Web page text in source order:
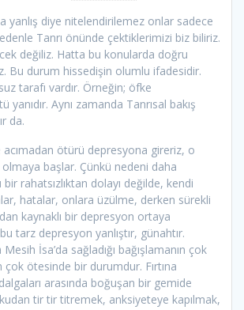
yanlış diye nitelendirilemez onlar sadece
Tanrı önünde çektiklerimizi biz biliriz.
değiliz. Hatta bu konularda doğru
Bu durum hissedişin olumlu ifadesidir.
tarafı vardır. Örneğin; öfke
yanıdır. Aynı zamanda Tanrısal bakış
da.
acımadan ötürü depresyona gireriz, o
başlar. Çünkü nedeni daha
bir rahatsızlıktan dolayı değilde, kendi
hatalar, onlara üzülme, derken sürekli
kaynaklı bir depresyon ortaya
tarz depresyon yanlıştır, günahtır.
Mesih İsa’da sağladığı bağışlamanın çok
ötesinde bir durumdur. Fırtına
arasında boğuşan bir gemide
tir tir titremek, anksiyeteye kapılmak,